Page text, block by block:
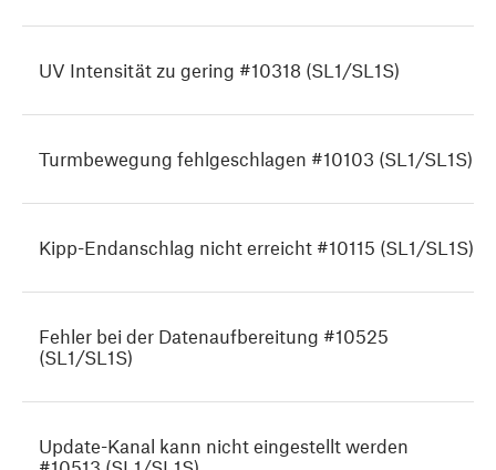
UV Intensität zu gering #10318 (SL1/SL1S)
Turmbewegung fehlgeschlagen #10103 (SL1/SL1S)
Kipp-Endanschlag nicht erreicht #10115 (SL1/SL1S)
Fehler bei der Datenaufbereitung #10525
(SL1/SL1S)
Update-Kanal kann nicht eingestellt werden